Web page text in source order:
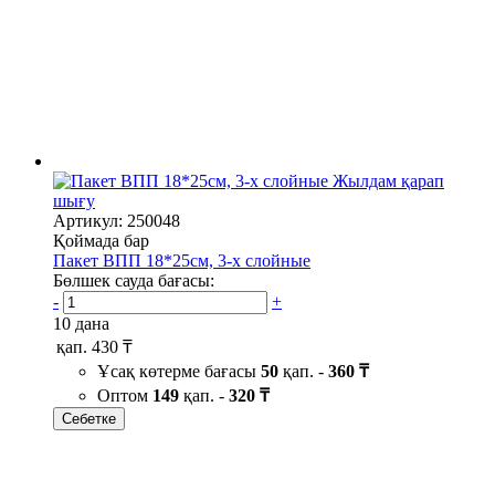
Жылдам қарап
шығу
Артикул: 250048
Қоймада бар
Пакет ВПП 18*25см, 3-х слойные
Бөлшек сауда бағасы:
-
+
10 дана
қап. 430 ₸
Ұсақ көтерме бағасы 50 қап. - 360 ₸
Оптом 149 қап. - 320 ₸
Себетке